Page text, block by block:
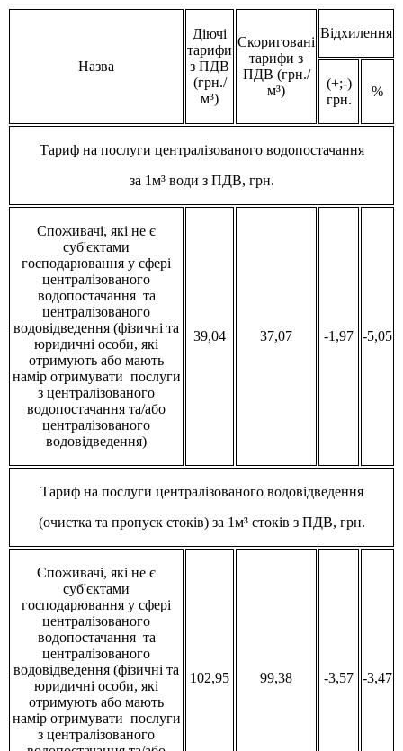
Назва
Діючі
тарифи
з ПДВ
(грн./
м³)
Скориговані
тарифи з
ПДВ (грн./
м³)
Відхилення
(+;-)
грн.
%
Тариф на послуги централізованого водопостачання
за 1м³ води з ПДВ, грн.
Споживачі, які не є
суб'єктами
господарювання у сфері
централізованого
водопостачання та
централізованого
водовідведення (фізичні та
юридичні особи, які
отримують або мають
намір отримувати послуги
з централізованого
водопостачання та/або
централізованого
водовідведення)
39,04 37,07 -1,97 -5,05
Тариф на послуги централізованого водовідведення
(очистка та пропуск стоків) за 1м³ стоків з ПДВ, грн.
Споживачі, які не є
суб'єктами
господарювання у сфері
централізованого
водопостачання та
централізованого
водовідведення (фізичні та
юридичні особи, які
отримують або мають
намір отримувати послуги
з централізованого
102,95 99,38 -3,57 -3,47